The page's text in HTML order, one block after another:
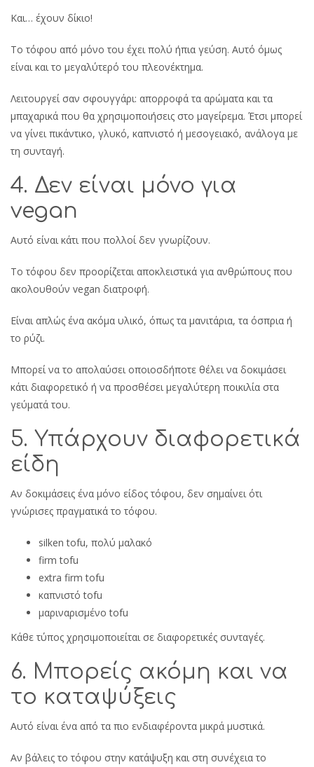
Και… έχουν δίκιο!
Το τόφου από μόνο του έχει πολύ ήπια γεύση. Αυτό όμως
είναι και το μεγαλύτερό του πλεονέκτημα.
Λειτουργεί σαν σφουγγάρι: απορροφά τα αρώματα και τα
μπαχαρικά που θα χρησιμοποιήσεις στο μαγείρεμα. Έτσι μπορεί
να γίνει πικάντικο, γλυκό, καπνιστό ή μεσογειακό, ανάλογα με
τη συνταγή.
4. Δεν είναι μόνο για
vegan
Αυτό είναι κάτι που πολλοί δεν γνωρίζουν.
Το τόφου δεν προορίζεται αποκλειστικά για ανθρώπους που
ακολουθούν vegan διατροφή.
Είναι απλώς ένα ακόμα υλικό, όπως τα μανιτάρια, τα όσπρια ή
το ρύζι.
Μπορεί να το απολαύσει οποιοσδήποτε θέλει να δοκιμάσει
κάτι διαφορετικό ή να προσθέσει μεγαλύτερη ποικιλία στα
γεύματά του.
5. Υπάρχουν διαφορετικά
είδη
Αν δοκιμάσεις ένα μόνο είδος τόφου, δεν σημαίνει ότι
γνώρισες πραγματικά το τόφου.
silken tofu, πολύ μαλακό
firm tofu
extra firm tofu
καπνιστό tofu
μαριναρισμένο tofu
Κάθε τύπος χρησιμοποιείται σε διαφορετικές συνταγές.
6. Μπορείς ακόμη και να
το καταψύξεις
Αυτό είναι ένα από τα πιο ενδιαφέροντα μικρά μυστικά.
Αν βάλεις το τόφου στην κατάψυξη και στη συνέχεια το